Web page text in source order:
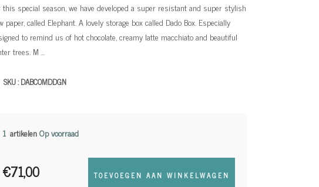
this special season, we have developed a super resistant and super stylish
paper, called Elephant. A lovely storage box called Dado Box. Especially
to remind us of hot chocolate, creamy latte macchiato and beautiful
trees. M ...
SKU :DABCOMDDGN
1 artikelenOp voorraad
€71,00 TOEVOEGEN AAN WINKELWAGEN